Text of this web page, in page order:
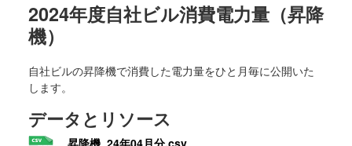
2024年度自社ビル消費電力量（昇降
機）
自社ビルの昇降機で消費した電力量をひと月毎に公開いた
します。
データとリソース
昇降機_24年04月分.csv